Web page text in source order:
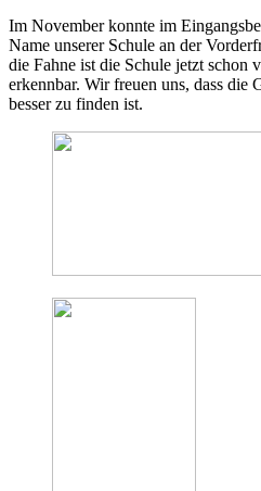
Im November konnte im
Name unserer Schule an der
die Fahne ist die Schule jetzt schon
erkennbar. Wir freuen uns, dass die
besser zu finden ist.